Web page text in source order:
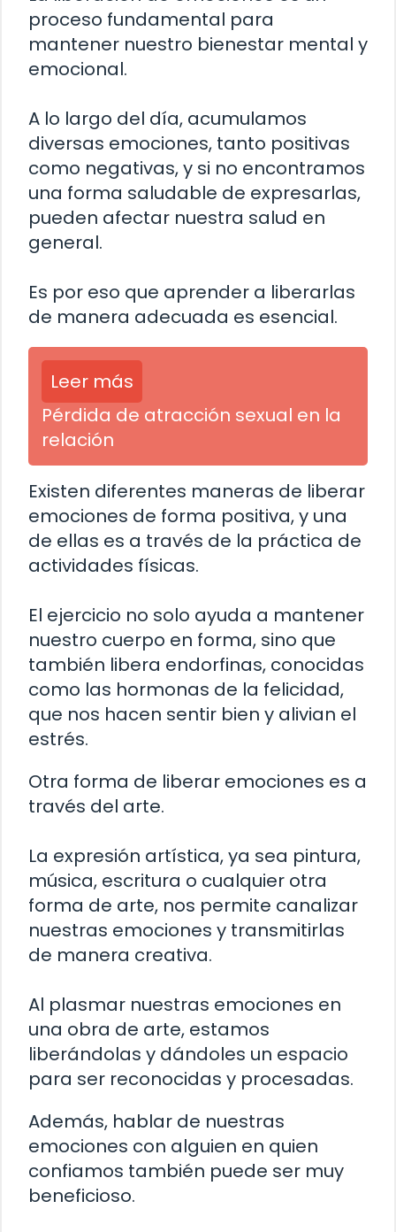
proceso fundamental para
mantener nuestro bienestar mental y
emocional.
A lo largo del día, acumulamos
diversas emociones, tanto positivas
como negativas, y si no encontramos
una forma saludable de expresarlas,
pueden afectar nuestra salud en
general.
Es por eso que aprender a liberarlas
de manera adecuada es esencial.
Leer más
Pérdida de atracción sexual en la
relación
Existen diferentes maneras de liberar
emociones de forma positiva, y una
de ellas es a través de la práctica de
actividades físicas.
El ejercicio no solo ayuda a mantener
nuestro cuerpo en forma, sino que
también libera endorfinas, conocidas
como las hormonas de la felicidad,
que nos hacen sentir bien y alivian el
estrés.
Otra forma de liberar emociones es a
través del arte.
La expresión artística, ya sea pintura,
música, escritura o cualquier otra
forma de arte, nos permite canalizar
nuestras emociones y transmitirlas
de manera creativa.
Al plasmar nuestras emociones en
una obra de arte, estamos
liberándolas y dándoles un espacio
para ser reconocidas y procesadas.
Además, hablar de nuestras
emociones con alguien en quien
confiamos también puede ser muy
beneficioso.